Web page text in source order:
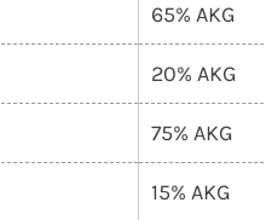
65% AKG
20% AKG
75% AKG
15% AKG